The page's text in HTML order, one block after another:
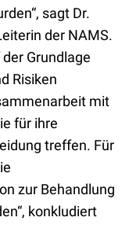
sagt Dr.
der NAMS.
Grundlage
Risiken
mit
für ihre
treffen. Für
zur Behandlung
konkludiert